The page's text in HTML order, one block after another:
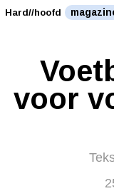
Hard//hoofd
voor